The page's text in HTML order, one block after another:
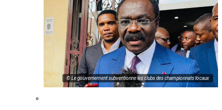
© Le gouvernement subventionne les clubs des championnats locaux